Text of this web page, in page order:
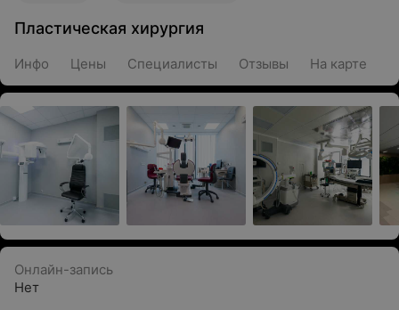
Пластическая хирургия
Инфо Цены Специалисты Отзывы На карте
Онлайн-запись
Нет